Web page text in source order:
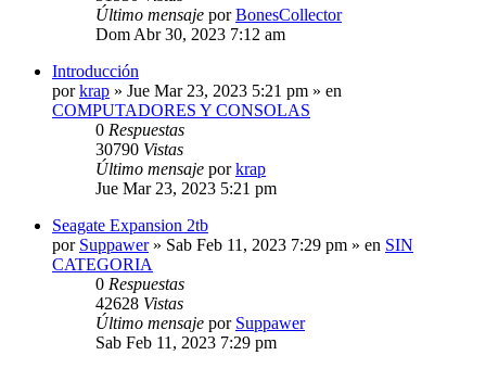
Último mensaje porBonesCollector
Dom Abr 30, 2023 7:12 am
Introducción
porkrap » Jue Mar 23, 2023 5:21 pm » en
COMPUTADORES Y CONSOLAS
0 Respuestas
30790 Vistas
Último mensaje porkrap
Jue Mar 23, 2023 5:21 pm
Seagate Expansion 2tb
por Suppawer» Sab Feb 11, 2023 7:29 pm » en SIN
CATEGORIA
0 Respuestas
42628 Vistas
Último mensaje por Suppawer
Sab Feb 11, 2023 7:29 pm